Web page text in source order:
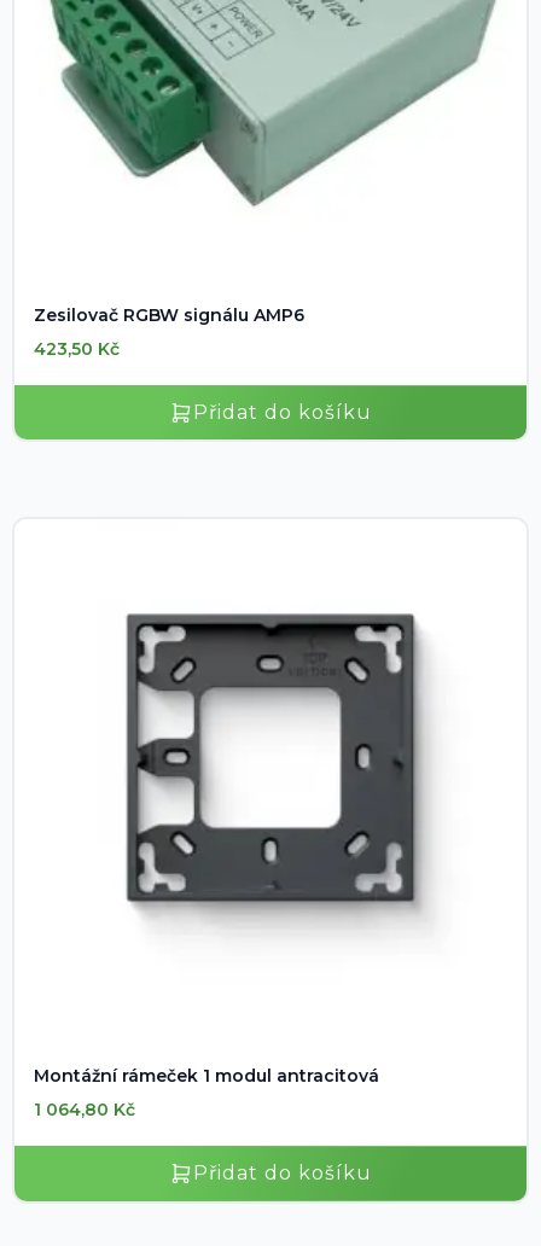
Zesilovač RGBW signálu AMP6
423,50 Kč
Přidat do košíku
Montážní rámeček 1 modul antracitová
1 064,80 Kč
Přidat do košíku